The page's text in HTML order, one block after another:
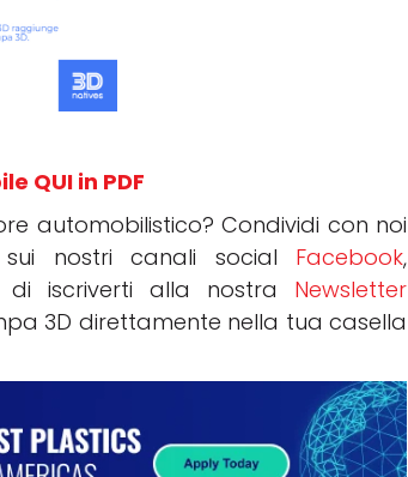
QUI in PDF
automobilistico? Condividi con noi
nostri canali social Facebook,
di iscriverti alla nostra Newsletter
3D direttamente nella tua casella